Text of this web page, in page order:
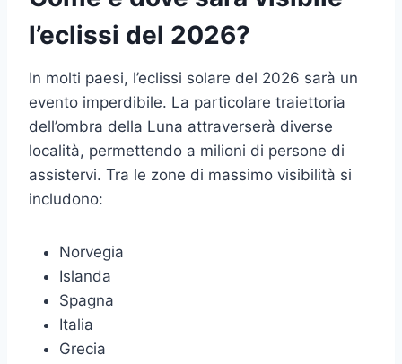
l’eclissi del 2026?
In molti paesi, l’eclissi solare del 2026 sarà un
evento imperdibile. La particolare traiettoria
dell’ombra della Luna attraverserà diverse
località, permettendo a milioni di persone di
assistervi. Tra le zone di massimo visibilità si
includono:
Norvegia
Islanda
Spagna
Italia
Grecia